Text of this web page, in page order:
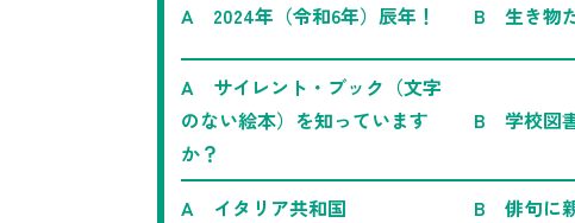
A 2024年（令和6年）辰年！ B 生き物
A サイレント・ブック（文字
のない絵本）を知っています
か？
B 学校図
A イタリア共和国 B 俳句に